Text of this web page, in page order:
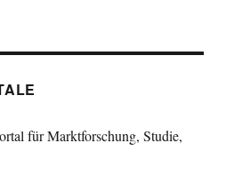
für Marktforschung, Studie,